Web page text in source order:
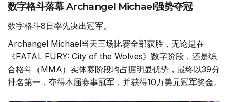
数字格斗落幕 Archangel Michael强势夺冠
数字格斗8日率先决出冠军。
Archangel Michael当天三场比赛全部获胜，无论是在
《FATAL FURY: City of the Wolves》数字阶段，还是综
合格斗（MMA）实体赛阶段均占据明显优势，最终以39分
排名第一，夺得本届赛事冠军，并获得10万美元冠军奖金。